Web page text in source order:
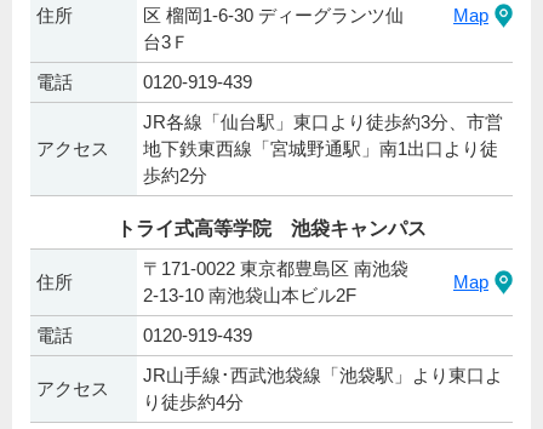
住所
区 榴岡1-6-30 ディーグランツ仙
台3Ｆ
Map
電話 0120-919-439
アクセス
JR各線「仙台駅」東口より徒歩約3分、市営
地下鉄東西線「宮城野通駅」南1出口より徒
歩約2分
トライ式高等学院 池袋キャンパス
住所
〒171-0022 東京都豊島区 南池袋
2-13-10 南池袋山本ビル2F
Map
電話 0120-919-439
アクセス
JR山手線･西武池袋線「池袋駅」より東口よ
り徒歩約4分